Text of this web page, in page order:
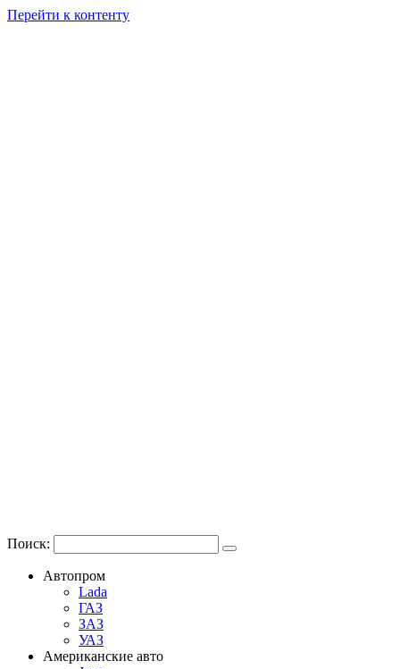
Перейти к контенту
Поиск:
Автопром
Lada
ГАЗ
ЗАЗ
УАЗ
Американские авто